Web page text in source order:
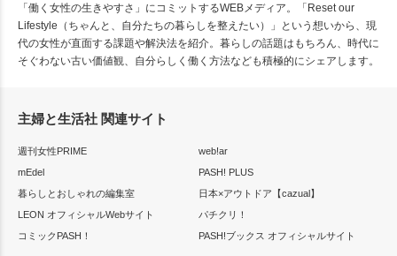
「働く女性の生きやすさ」にコミットするWEBメディア。「Reset our
Lifestyle（ちゃんと、自分たちの暮らしを整えたい）」という想いから、現
代の女性が直面する課題や解決法を紹介。暮らしの話題はもちろん、時代に
そぐわない古い価値観、自分らしく働く方法なども積極的にシェアします。
主婦と生活社 関連サイト
週刊女性PRIME
web!ar
mEdel
PASH! PLUS
暮らしとおしゃれの編集室
日本×アウトドア【cazual】
LEON オフィシャルWebサイト
パチクリ！
コミックPASH！
PASH!ブックス オフィシャルサイト